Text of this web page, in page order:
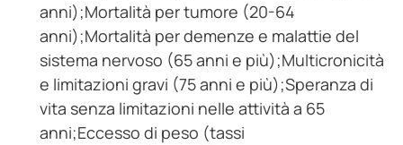
anni);Mortalità per tumore (20-64
anni);Mortalità per demenze e malattie del
sistema nervoso (65 anni e più);Multicronicità
e limitazioni gravi (75 anni e più);Speranza di
vita senza limitazioni nelle attività a 65
anni;Eccesso di peso (tassi